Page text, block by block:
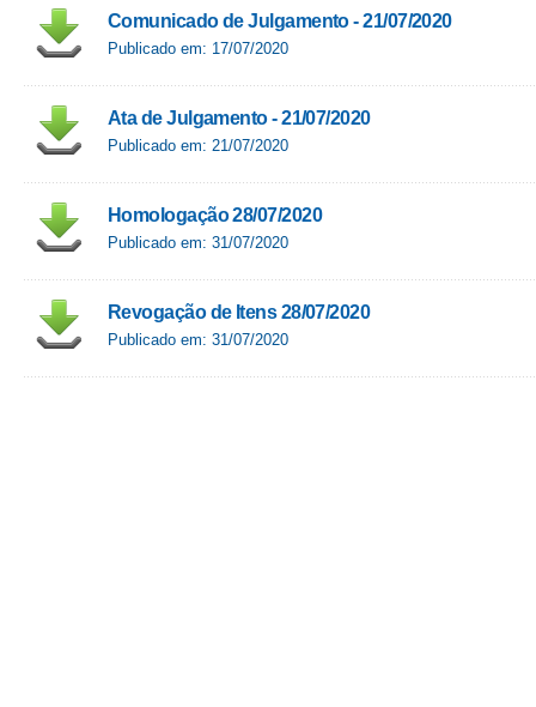
Comunicado de Julgamento - 21/07/2020
Publicado em: 17/07/2020
Ata de Julgamento - 21/07/2020
Publicado em: 21/07/2020
Homologação 28/07/2020
Publicado em: 31/07/2020
Revogação de Itens 28/07/2020
Publicado em: 31/07/2020